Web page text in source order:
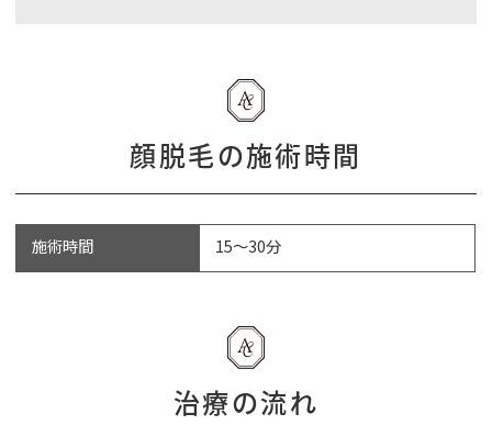
顔脱毛の施術時間
施術時間 15～30分
治療の流れ